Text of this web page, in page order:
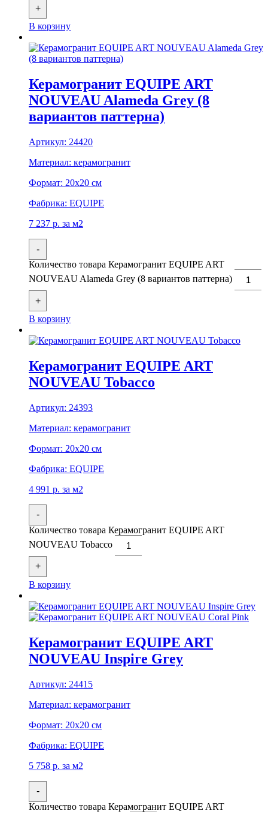
+
В корзину
Керамогранит EQUIPE ART
NOUVEAU Alameda Grey (8
вариантов паттерна)
Артикул: 24420
Материал: керамогранит
Формат: 20x20 см
Фабрика: EQUIPE
7 237 р. за м2
-
Количество товара Керамогранит EQUIPE ART
NOUVEAU Alameda Grey (8 вариантов паттерна)
+
В корзину
Керамогранит EQUIPE ART
NOUVEAU Tobacco
Артикул: 24393
Материал: керамогранит
Формат: 20x20 см
Фабрика: EQUIPE
4 991 р. за м2
-
Количество товара Керамогранит EQUIPE ART
NOUVEAU Tobacco
+
В корзину
Керамогранит EQUIPE ART
NOUVEAU Inspire Grey
Артикул: 24415
Материал: керамогранит
Формат: 20x20 см
Фабрика: EQUIPE
5 758 р. за м2
-
Количество товара Керамогранит EQUIPE ART